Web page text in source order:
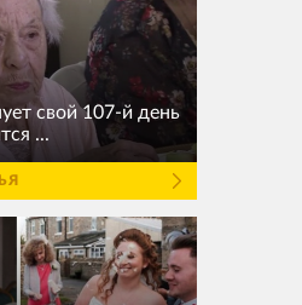
свой 107-й день
...